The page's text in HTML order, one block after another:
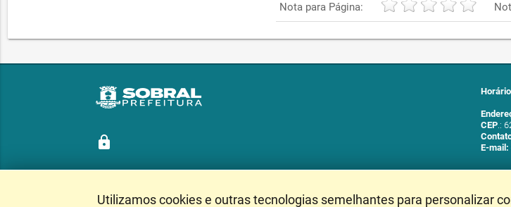
Nota para Página:
lock
CEP.:
E-mail:
Utilizamos cookies e outras tecnologias semelhantes para personalizar